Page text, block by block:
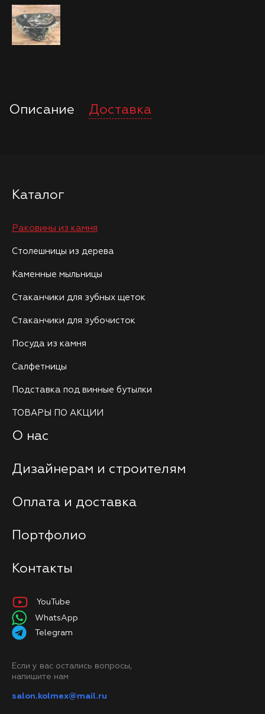
Описание Доставка
Каталог
Раковины из камня
Столешницы из дерева
Каменные мыльницы
Стаканчики для зубных щеток
Стаканчики для зубочисток
Посуда из камня
Салфетницы
Подставка под винные бутылки
ТОВАРЫ ПО АКЦИИ
О нас
Дизайнерам и строителям
Оплата и доставка
Портфолио
Контакты
YouTube
WhatsApp
Telegram
Если у вас остались вопросы,
напишите нам
salon.kolmex@mail.ru